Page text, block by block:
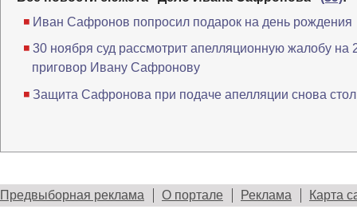
Иван Сафронов попросил подарок на день рождения
30 ноября суд рассмотрит апелляционную жалобу на
приговор Ивану Сафронову
Защита Сафронова при подаче апелляции снова
Предвыборная реклама О портале Реклама Карта